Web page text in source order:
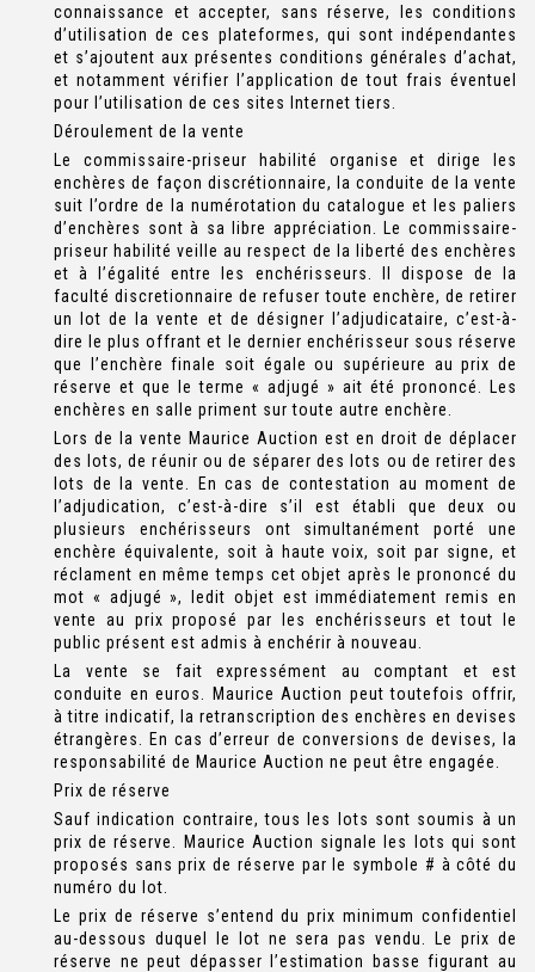
connaissance et accepter, sans réserve, les conditions
d’utilisation de ces plateformes, qui sont indépendantes
et s’ajoutent aux présentes conditions générales d’achat,
et notamment vérifier l’application de tout frais éventuel
pour l’utilisation de ces sites Internet tiers.
Déroulement de la vente
Le commissaire-priseur habilité organise et dirige les
enchères de façon discrétionnaire, la conduite de la vente
suit l’ordre de la numérotation du catalogue et les paliers
d’enchères sont à sa libre appréciation. Le commissaire-
priseur habilité veille au respect de la liberté des enchères
et à l’égalité entre les enchérisseurs. Il dispose de la
faculté discretionnaire de refuser toute enchère, de retirer
un lot de la vente et de désigner l’adjudicataire, c’est-à-
dire le plus offrant et le dernier enchérisseur sous réserve
que l’enchère finale soit égale ou supérieure au prix de
réserve et que le terme « adjugé » ait été prononcé. Les
enchères en salle priment sur toute autre enchère.
Lors de la vente Maurice Auction est en droit de déplacer
des lots, de réunir ou de séparer des lots ou de retirer des
lots de la vente. En cas de contestation au moment de
l’adjudication, c’est-à-dire s’il est établi que deux ou
plusieurs enchérisseurs ont simultanément porté une
enchère équivalente, soit à haute voix, soit par signe, et
réclament en même temps cet objet après le prononcé du
mot « adjugé », ledit objet est immédiatement remis en
vente au prix proposé par les enchérisseurs et tout le
public présent est admis à enchérir à nouveau.
La vente se fait expressément au comptant et est
conduite en euros. Maurice Auction peut toutefois offrir,
à titre indicatif, la retranscription des enchères en devises
étrangères. En cas d’erreur de conversions de devises, la
responsabilité de Maurice Auction ne peut être engagée.
Prix de réserve
Sauf indication contraire, tous les lots sont soumis à un
prix de réserve. Maurice Auction signale les lots qui sont
proposés sans prix de réserve par le symbole # à côté du
numéro du lot.
Le prix de réserve s’entend du prix minimum confidentiel
au-dessous duquel le lot ne sera pas vendu. Le prix de
réserve ne peut dépasser l’estimation basse figurant au